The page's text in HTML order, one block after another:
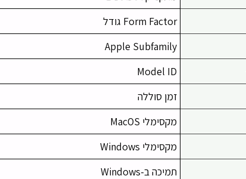
Form Factor גודל
Apple Subfamily
Model ID
זמן סוללה
מקסימלי MacOS
מקסימלי Windows
תמיכה ב-Windows